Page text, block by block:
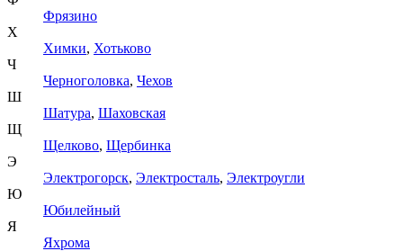
Фрязино
Х
Химки, Хотьково
Ч
Черноголовка, Чехов
Ш
Шатура, Шаховская
Щ
Щелково, Щербинка
Э
Электрогорск, Электросталь, Электроугли
Ю
Юбилейный
Я
Яхрома